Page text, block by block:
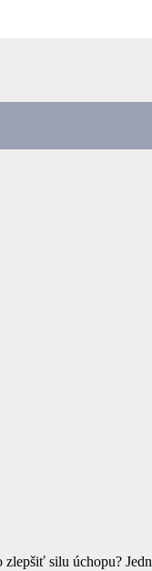
silu úchopu?